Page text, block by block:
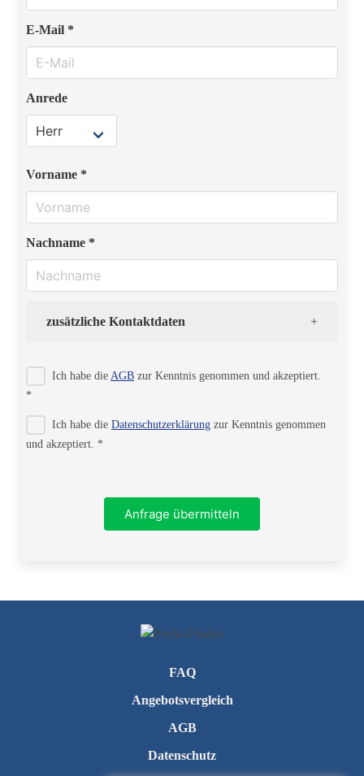
E-Mail *
Anrede
Vorname *
Nachname *
zusätzliche Kontaktdaten
Ich habe die AGB zur Kenntnis genommen und akzeptiert.
*
Ich habe die Datenschutzerklärung zur Kenntnis genommen
und akzeptiert. *
Anfrage übermitteln
FAQ
Angebotsvergleich
AGB
Datenschutz